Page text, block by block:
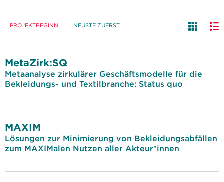
PROJEKTBEGINN NEUSTE ZUERST
MetaZirk:SQ
Metaanalyse zirkulärer Geschäftsmodelle für die
Bekleidungs- und Textilbranche: Status quo
MAXIM
Lösungen zur Minimierung von Bekleidungsabfällen
zum MAXIMalen Nutzen aller Akteur*innen